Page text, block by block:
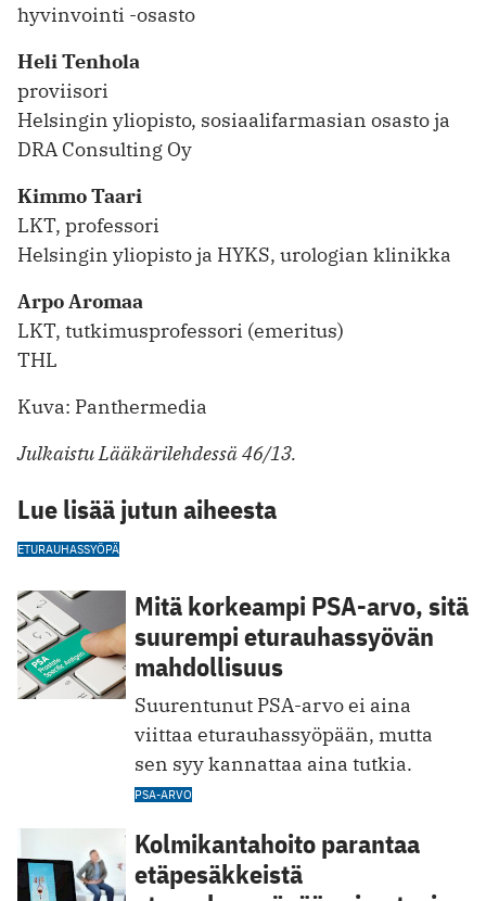
hyvinvointi -osasto
Heli Tenhola
proviisori
Helsingin yliopisto, sosiaalifarmasian osasto ja
DRA Consulting Oy
Kimmo Taari
LKT, professori
Helsingin yliopisto ja HYKS, urologian klinikka
Arpo Aromaa
LKT, tutkimusprofessori (emeritus)
THL
Kuva: Panthermedia
Julkaistu Lääkärilehdessä 46/13.
Lue lisää jutun aiheesta
ETURAUHASSYÖPÄ
Mitä korkeampi PSA-arvo, sitä
suurempi eturauhassyövän
mahdollisuus
Suurentunut PSA-arvo ei aina
viittaa eturauhassyöpään, mutta
sen syy kannattaa aina tutkia.
PSA-ARVO
Kolmikantahoito parantaa
etäpesäkkeistä